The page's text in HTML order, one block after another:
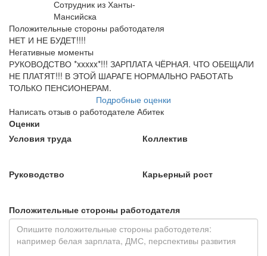
Сотрудник из Ханты-
Мансийска
Положительные стороны работодателя
НЕТ И НЕ БУДЕТ!!!!
Негативные моменты
РУКОВОДСТВО *xxxxx*!!! ЗАРПЛАТА ЧЁРНАЯ. ЧТО ОБЕЩАЛИ
НЕ ПЛАТЯТ!!! В ЭТОЙ ШАРАГЕ НОРМАЛЬНО РАБОТАТЬ
ТОЛЬКО ПЕНСИОНЕРАМ.
Подробные оценки
Написать отзыв о работодателе Абитек
Оценки
Условия труда
Коллектив
Руководство Карьерный рост
Положительные стороны работодателя